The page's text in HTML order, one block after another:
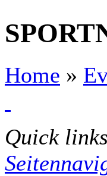
Home »
Quick